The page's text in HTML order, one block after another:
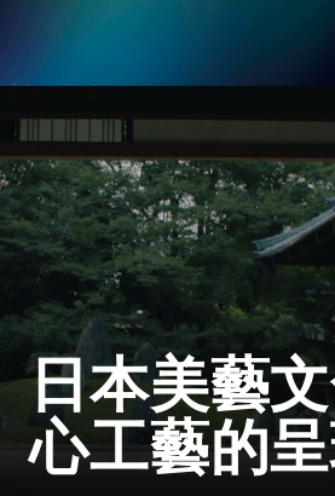
日本美藝
心工藝的